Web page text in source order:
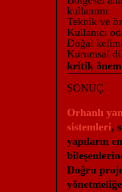
kullanımı
Teknik ve
Kullanıcı
Doğal
Kurumsal
kritik
SONUÇ
Orhanlı
sistemleri,
yapıların
Doğru